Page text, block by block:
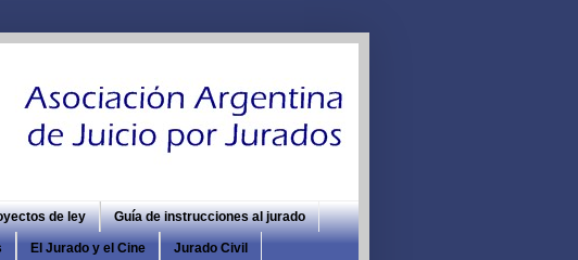
de ley Guía de instrucciones al jurado
El Jurado y el Cine Jurado Civil